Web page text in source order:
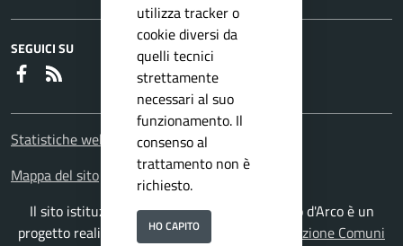
SEGUICI SU
Faceboook
Statistiche web
Mappa del sito
Il sito istituzionale del Comune di Pomigliano d'Arco è un
progetto realizzato daISWEB S.p.A.
Soluzione Comuni
utilizza tracker o
cookie diversi da
quelli tecnici
strettamente
necessari al suo
funzionamento. Il
consenso al
trattamento non è
richiesto.
HO CAPITO